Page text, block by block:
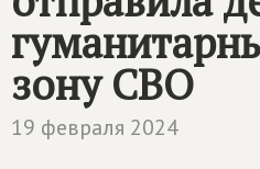
зону СВО
19 февраля 2024